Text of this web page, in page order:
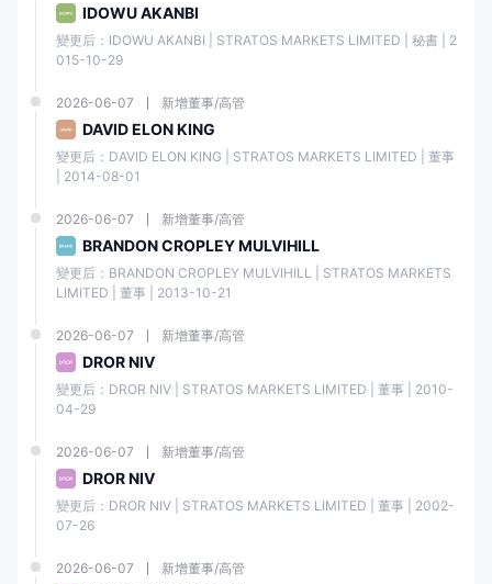
融行為
監管局
ts
（MM
9
塞浦路
斯證券
交易委
（CyS
EC）
Strato
e Ltd
市場製
以色列
理局
（ISA
OS
LIGHT
福匯 提供負債保護，並為客戶提供訪問分離帳戶的機會，提供額外的安全
IDOWU AKANBI
變更后：IDOWU AKANBI | STRATOS MARKETS LIMITED | 秘書 | 2
015-10-29
2026-06-07 新增董事/高管
DAVID ELON KING
變更后：DAVID ELON KING | STRATOS MARKETS LIMITED | 董事
| 2014-08-01
2026-06-07 新增董事/高管
BRANDON CROPLEY MULVIHILL
變更后：BRANDON CROPLEY MULVIHILL | STRATOS MARKETS
LIMITED | 董事 | 2013-10-21
2026-06-07 新增董事/高管
DROR NIV
變更后：DROR NIV | STRATOS MARKETS LIMITED | 董事 | 2010-
04-29
2026-06-07 新增董事/高管
DROR NIV
變更后：DROR NIV | STRATOS MARKETS LIMITED | 董事 | 2002-
07-26
2026-06-07 新增董事/高管